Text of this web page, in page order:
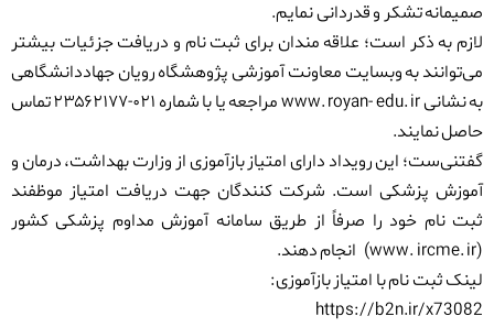
صمیمانه تشکر و قدردانی نمایم.
لازم به ذکر است؛ علاقه مندان برای ثبت نام و دریافت جزئیات بیشتر
می‌توانند به وبسایت معاونت آموزشی پژوهشگاه رویان جهاددانشگاهی
به نشانیwww. royan- edu. irمراجعه یا با شماره ۰۲۱-۲۳۵۶۲۱۷۷
تماس
حاصل نمایند.
گفتنی‌ست؛ این رویداد دارای امتیاز بازآموزی از وزارت بهداشت، درمان و
آموزش پزشکی است. شرکت کنندگان جهت دریافت امتیاز موظفند
ثبت نام خود را صرفاً از طریق سامانه آموزش مداوم پزشکی کشور
(
www. ircme. ir
) انجام دهند.
لینک ثبت نام با امتیاز بازآموزی:
https://b2n.ir/x73082